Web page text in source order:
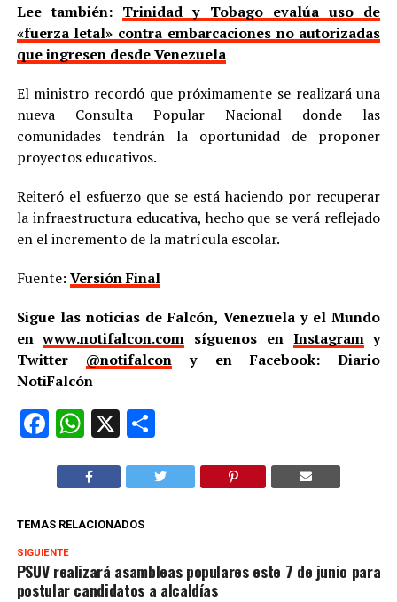
Lee también: Trinidad y Tobago evalúa uso de
«fuerza letal» contra embarcaciones no autorizadas
que ingresen desde Venezuela
El ministro recordó que próximamente se realizará una
nueva Consulta Popular Nacional donde las
comunidades tendrán la oportunidad de proponer
proyectos educativos.
Reiteró el esfuerzo que se está haciendo por recuperar
la infraestructura educativa, hecho que se verá reflejado
en el incremento de la matrícula escolar.
Fuente: Versión Final
Sigue las noticias de Falcón, Venezuela y el Mundo
enwww.notifalcon.com síguenos en Instagramy
Twitter @notifalcon y en Facebook: Diario
NotiFalcón
Facebook
WhatsApp
X Compartir
TEMAS RELACIONADOS
SIGUIENTE
PSUV realizará asambleas populares este 7 de junio para
postular candidatos a alcaldías